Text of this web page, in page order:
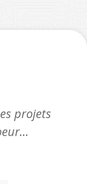
projets